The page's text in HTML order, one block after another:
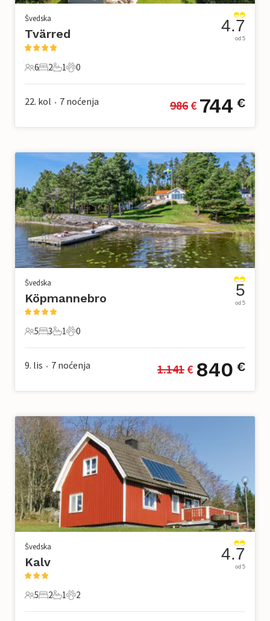
Švedska
Tvärred
6 Gosti
6
2 Spavaće sobe
2
1 Kupaonica
1
0 Kućni ljubimac
0
4.7
od 5
22. kol • 7 noćenja 986 € 744 €
Švedska
Köpmannebro
5 Gosti
5
3 Spavaće sobe
3
1 Kupaonica
1
0 Kućni ljubimac
0
5
od 5
9. lis • 7 noćenja 1.141 € 840 €
Švedska
Kalv
5 Gosti
5
2 Spavaće sobe
2
1 Kupaonica
1
2 Kućni ljubimac
2
4.7
od 5